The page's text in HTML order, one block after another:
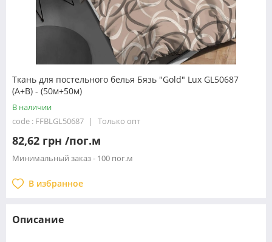
Ткань для постельного белья Бязь "Gold" Lux GL50687
(A+B) - (50м+50м)
В наличии
code : FFBLGL50687
Только опт
82,62 грн /пог.м
Минимальный заказ - 100 пог.м
В избранное
Описание